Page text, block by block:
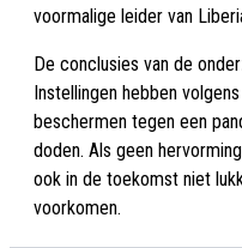
voormalige leider van
De conclusies van de
Instellingen hebben
beschermen tegen een
doden. Als geen
ook in de toekomst niet
voorkomen.